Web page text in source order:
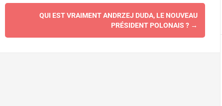
QUI EST VRAIMENT ANDRZEJ DUDA, LE NOUVEAU
PRÉSIDENT POLONAIS ? →